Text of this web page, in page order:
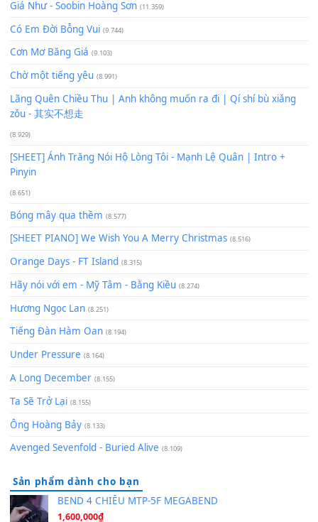
Để lại một bình luận
Bạn phảiđăng nhập
Xem nhiều nhất
Buông bỏ sự phụ thuộc nơi anh (Pinyin)
Phép Màu (OST Đàn Cá Gỗ)
[SHEET PIANO] Happy Birthday
Giá Như - Soobin Hoàng Sơn (11.359)
Cơn Mơ Băng Giá (9.103)
Chờ một tiếng yêu (8.991)
Lãng Quên Chiều Thu | Anh không muốn ra đi | Qí shí bù
zǒu - 其实不想走
(8.929)
[SHEET] Ánh Trăng Nói Hộ Lòng Tôi - Mạnh Lệ Quân | Intro +
Bóng mây qua thềm
[SHEET PIANO] We Wish You A Merry Christmas
Orange Days - FT Island (8.315)
Hương Ngọc Lan (8.251)